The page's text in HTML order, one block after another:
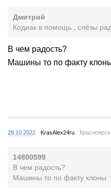
Дмитрий
Кодиак в помощь , слёзы
В чем радость?
Машины то по факту
28.10.2022 KrasAlex24ru Красноярск
14800599
В чем радость?
Машины то по факту клоны.